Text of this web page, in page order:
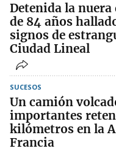
Detenida la
de 84 años
signos de
Ciudad Lineal
SUCESOS
Un camión
importantes
kilómetros en la
Francia